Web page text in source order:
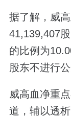
据了解，威
41,139,407
的比例为
股东不进行
威高血净重
道，辅以透